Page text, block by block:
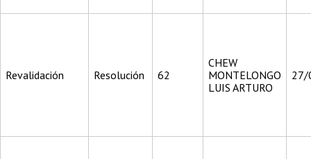
Revalidación Resolución 62
CHEW
MONTELONGO
LUIS ARTURO